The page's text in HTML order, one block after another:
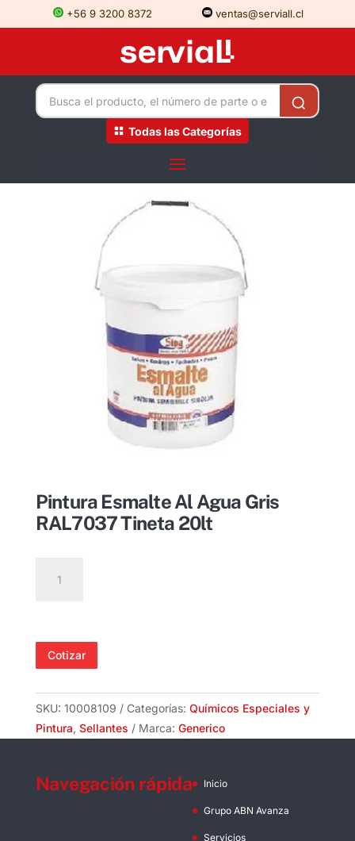
+56 9 3200 8372 ventas@serviall.cl
Todas las Categorías
Pintura Esmalte Al Agua Gris
RAL7037 Tineta 20lt
Esmalte
Gris
RAL7037
20lt
cantidad
Cotizar
SKU: 10008109 Categorías: Químicos Especiales y
Pintura, Sellantes Marca: Generico
Navegación rápida Inicio
Grupo ABN Avanza
Servicios